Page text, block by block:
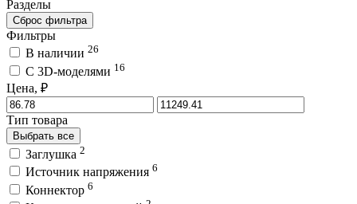
Разделы
Сброс фильтра
Фильтры
В наличии 26
C 3D-моделями 16
Цена, ₽
Тип товара
Выбрать все
Заглушка 2
Источник напряжения 6
Коннектор 6